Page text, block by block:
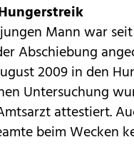
Mann war
Abschiebung
2009 in den
Untersuchung
attestiert.
beim Wecken